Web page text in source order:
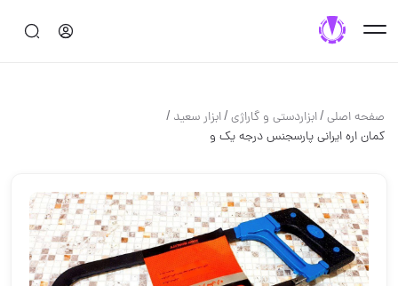
صفحه اصلی/ابزاردستی و گاراژی/ابزار سعید /
كمان اره ايراني پارسجنس درجه يك و